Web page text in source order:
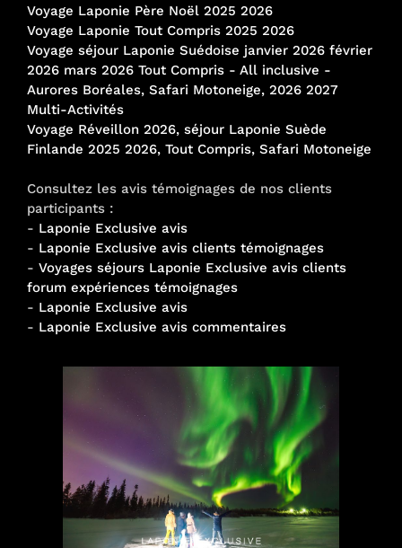
Voyage Laponie Père Noël 2025 2026
Voyage Laponie Tout Compris 2025 2026
Voyage séjour Laponie Suédoise janvier 2026 février
2026 mars 2026 Tout Compris - All inclusive -
Aurores Boréales, Safari Motoneige, 2026 2027
Multi-Activités
Voyage Réveillon 2026, séjour Laponie Suède
Finlande 2025 2026, Tout Compris, Safari Motoneige
Consultez les avis témoignages de nos clients
participants :
- Laponie Exclusive avis
- Laponie Exclusive avis clients témoignages
- Voyages séjours Laponie Exclusive avis clients
forum expériences témoignages
- Laponie Exclusive avis
- Laponie Exclusive avis commentaires